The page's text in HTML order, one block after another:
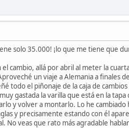
solo 35.000! ¡lo que me tiene que
cambio, allá por abril al meter la
un viaje a Alemania a finales
todo el piñonaje de la caja de
gastada la varilla que está en la
y volver a montarlo. Lo he
y precisamente estando con él
No veas que rato más agradable